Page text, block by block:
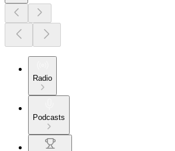
Radio
Podcasts